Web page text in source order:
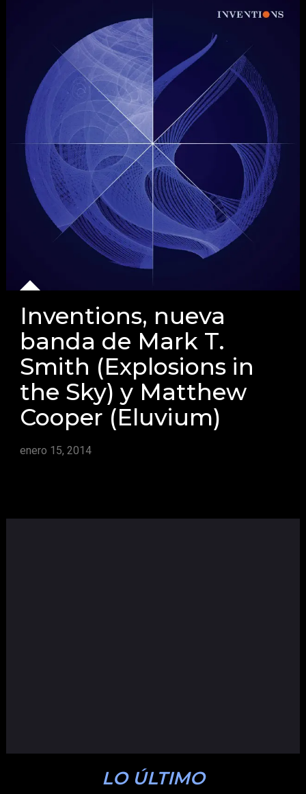
Inventions, nueva
banda de Mark T.
Smith (Explosions in
the Sky) y Matthew
Cooper (Eluvium)
enero 15, 2014
LO ÚLTIMO